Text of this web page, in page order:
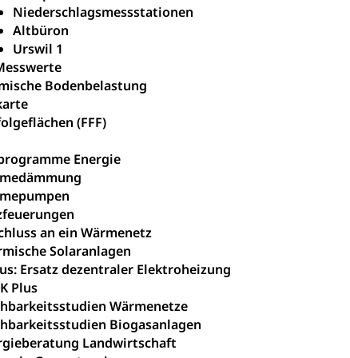
Niederschlagsmessstationen
Altbüron
Urswil 1
Bodenbelastung
(FFF)
Energie
an ein Wärmenetz
Solaranlagen
Ersatz dezentraler Elektroheizung
Plus
Wärmenetze
Biogasanlagen
Landwirtschaft
Schadstoffe, Giftstoffe, Störfall
und Gifte (Umweltberatung Luzern)
Grundstück
Grundeigentümerabfrage
Stromversorgung, Energieverbrauch,
Energie, Biomasse
Zentralschweiz
Grundbuchamt, Grundeigentum, Grundstück
Grundbuchplan mit Eigentümerabfrage (Geoportal)
Klimaschutz, Klimaveränderung,
Luft, Klima (Geoportal) Klima